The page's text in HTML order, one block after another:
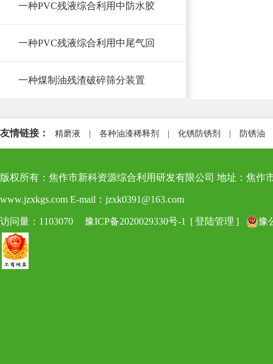
一种PVC残液综合利用中防水胶
一种PVC残液综合利用中尾气回
一种煤制油残渣破碎筛分装置
友情链接： 精磨液 各种油漆稀释剂 化锈防锈剂 防锈油
版权所有：焦作市新科资源综合利用研发有限公司 地址：焦作
www.jzxkgs.com E-mail：jzxk0391@163.com
访问量：1103070 豫ICP备2020029330号-1 [登陆管理 ] 豫